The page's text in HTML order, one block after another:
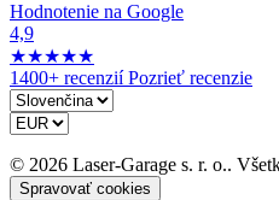
Hodnotenie na Google
4,9
★★★★★
1400+ recenzií Pozrieť recenzie
© 2026 Laser-Garage s. r. o..
Spravovať cookies